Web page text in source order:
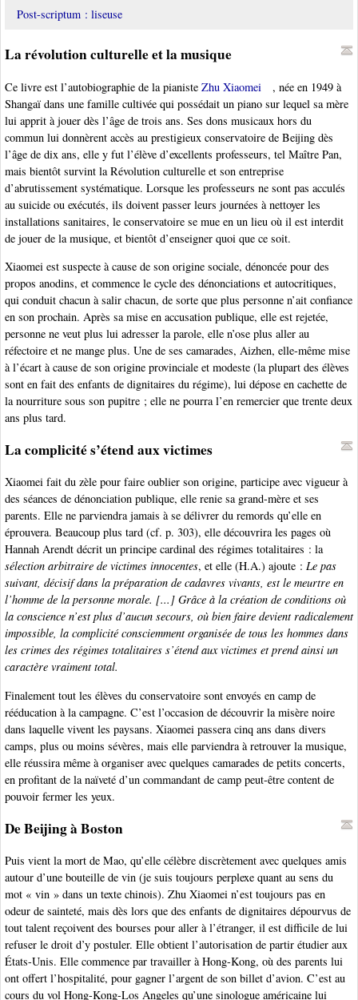
Post-scriptum : liseuse
La révolution culturelle et la musique
Ce livre est l’autobiographie de la pianiste Zhu Xiaomei
, née en 1949 à
Shangaï dans une famille cultivée qui possédait un piano sur lequel sa mère
lui apprit à jouer dès l’âge de trois ans. Ses dons musicaux hors du
commun lui donnèrent accès au prestigieux conservatoire de Beijing dès
l’âge de dix ans, elle y fut l’élève d’excellents professeurs, tel Maître Pan,
mais bientôt survint la Révolution culturelle et son entreprise
d’abrutissement systématique. Lorsque les professeurs ne sont pas acculés
au suicide ou exécutés, ils doivent passer leurs journées à nettoyer les
installations sanitaires, le conservatoire se mue en un lieu où il est interdit
de jouer de la musique, et bientôt d’enseigner quoi que ce soit.
Xiaomei est suspecte à cause de son origine sociale, dénoncée pour des
propos anodins, et commence le cycle des dénonciations et autocritiques,
qui conduit chacun à salir chacun, de sorte que plus personne n’ait confiance
en son prochain. Après sa mise en accusation publique, elle est rejetée,
personne ne veut plus lui adresser la parole, elle n’ose plus aller au
réfectoire et ne mange plus. Une de ses camarades, Aizhen, elle-même mise
à l’écart à cause de son origine provinciale et modeste (la plupart des élèves
sont en fait des enfants de dignitaires du régime), lui dépose en cachette de
la nourriture sous son pupitre ; elle ne pourra l’en remercier que trente deux
ans plus tard.
La complicité s’étend aux victimes
Xiaomei fait du zèle pour faire oublier son origine, participe avec vigueur à
des séances de dénonciation publique, elle renie sa grand-mère et ses
parents. Elle ne parviendra jamais à se délivrer du remords qu’elle en
éprouvera. Beaucoup plus tard (cf. p. 303), elle découvrira les pages où
Hannah Arendt décrit un principe cardinal des régimes totalitaires : la
sélection arbitraire de victimes innocentes, et elle (H.A.) ajoute : Le pas
suivant, décisif dans la préparation de cadavres vivants, est le meurtre en
l’homme de la personne morale. [...] Grâce à la création de conditions où
la conscience n’est plus d’aucun secours, où bien faire devient radicalement
impossible, la complicité consciemment organisée de tous les hommes dans
les crimes des régimes totalitaires s’étend aux victimes et prend ainsi un
caractère vraiment total.
Finalement tout les élèves du conservatoire sont envoyés en camp de
rééducation à la campagne. C’est l’occasion de découvrir la misère noire
dans laquelle vivent les paysans. Xiaomei passera cinq ans dans divers
camps, plus ou moins sévères, mais elle parviendra à retrouver la musique,
elle réussira même à organiser avec quelques camarades de petits concerts,
en profitant de la naïveté d’un commandant de camp peut-être content de
pouvoir fermer les yeux.
De Beijing à Boston
Puis vient la mort de Mao, qu’elle célèbre discrètement avec quelques amis
autour d’une bouteille de vin (je suis toujours perplexe quant au sens du
mot « vin » dans un texte chinois). Zhu Xiaomei n’est toujours pas en
odeur de sainteté, mais dès lors que des enfants de dignitaires dépourvus de
tout talent reçoivent des bourses pour aller à l’étranger, il est difficile de lui
refuser le droit d’y postuler. Elle obtient l’autorisation de partir étudier aux
États-Unis. Elle commence par travailler à Hong-Kong, où des parents lui
ont offert l’hospitalité, pour gagner l’argent de son billet d’avion. C’est au
cours du vol Hong-Kong-Los Angeles qu’une sinologue américaine lui